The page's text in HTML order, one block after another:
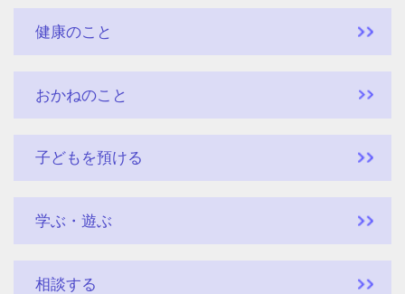
健康のこと
おかねのこと
子どもを預ける
学ぶ・遊ぶ
相談する